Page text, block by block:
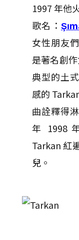
1997 年他
歌名：
女性朋友
是著名創
典型的土
感的
曲詮釋得
年 1998
Tarkan 紅
兒 。